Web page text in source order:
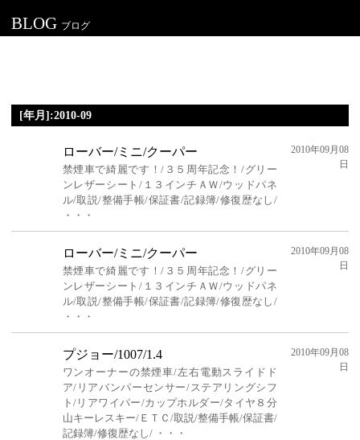
BLOG ブログ
[年月]:2010-09
ローバー/ミニ/クーパー
禁煙車で綺麗です！/３５周年記念！/グリー
ンレザーシート/１３インチＡＷ/ウッドパネ
ル/取説/整備手帳/保証書/記録簿/修復歴なし/
・・・
2010年09月08
日
ローバー/ミニ/クーパー
禁煙車で綺麗です！/３５周年記念！/グリー
ンレザーシート/１３インチＡＷ/ウッドパネ
ル/取説/整備手帳/保証書/記録簿/修復歴なし/
・・・
2010年09月08
日
プジョー/1007/1.4
ワンオーナーの禁煙車/左右電動スライドド
ア/リアバンパーセンサー/ステアリングシフ
ト/リアワイパー/カップホルダー/タイヤ８分
山キーレスキー/ＥＴＣ/取説/整備手帳/保証書/
記録簿/修復歴なし/ ・・・
2010年09月08
日